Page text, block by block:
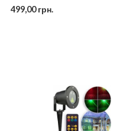
499,00грн.